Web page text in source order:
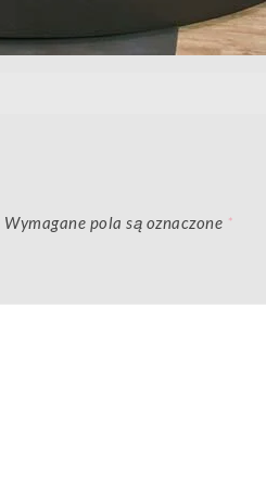
Wymagane pola są oznaczone *